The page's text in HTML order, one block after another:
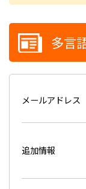
多言
メールアドレス
追加情報